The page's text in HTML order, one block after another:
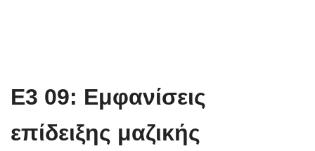
E3 09: Εμφανίσεις
επίδειξης μαζικής